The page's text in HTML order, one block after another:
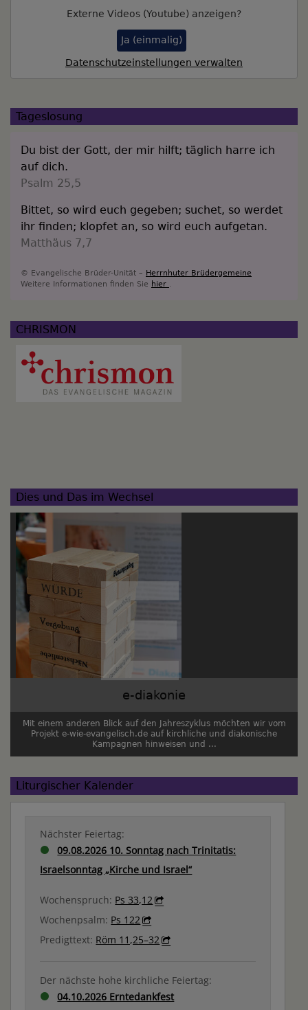
Externe Videos (Youtube) anzeigen?
Ja (einmalig)
Datenschutzeinstellungen verwalten
Tageslosung
Du bist der Gott, der mir hilft; täglich harre ich
auf dich.
Psalm 25,5
Bittet, so wird euch gegeben; suchet, so werdet
ihr finden; klopfet an, so wird euch aufgetan.
Matthäus 7,7
© Evangelische Brüder-Unität – Herrnhuter Brüdergemeine
Weitere Informationen finden Sie hier .
CHRISMON
Dies und Das im Wechsel
e-diakonie
Mit einem anderen Blick auf den Jahreszyklus möchten wir vom
Projekt e-wie-evangelisch.de auf kirchliche und diakonische
Kampagnen hinweisen und ...
Liturgischer Kalender
Nächster Feiertag:
09.08.2026 10. Sonntag nach Trinitatis:
Israelsonntag „Kirche und Israel“
Wochenspruch: Ps 33,12
Wochenpsalm: Ps 122
Predigttext: Röm 11,25–32
Der nächste hohe kirchliche Feiertag:
04.10.2026 Erntedankfest